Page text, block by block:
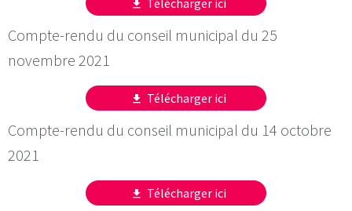
get_app Télécharger ici
Compte-rendu du conseil municipal du 25
novembre 2021
get_app Télécharger ici
Compte-rendu du conseil municipal du 14 octobre
2021
get_app Télécharger ici